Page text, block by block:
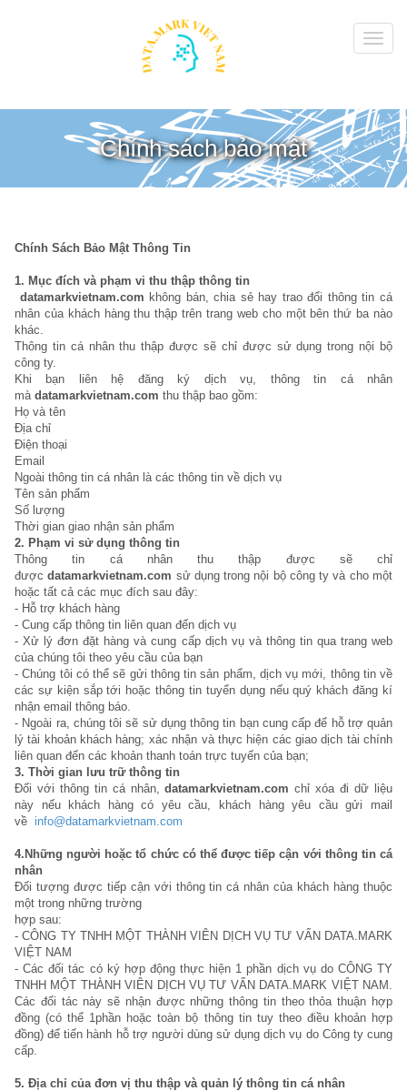
Chính sách bảo mật
Chính Sách Bảo Mật Thông Tin
1. Mục đích và phạm vi thu thập thông tin
datamarkvietnam.com không bán, chia sẻ hay trao đổi thông tin cá
nhân của khách hàng thu thập trên trang web cho một bên thứ ba nào
khác.
Thông tin cá nhân thu thập được sẽ chỉ được sử dụng trong nội bộ
công ty.
Khi bạn liên hệ đăng ký dịch vụ, thông tin cá nhân
mà datamarkvietnam.com thu thập bao gồm:
Họ và tên
Địa chỉ
Điện thoại
Email
Ngoài thông tin cá nhân là các thông tin về dịch vụ
Tên sản phẩm
Số lượng
Thời gian giao nhận sản phẩm
2. Phạm vi sử dụng thông tin
Thông tin cá nhân thu thập được sẽ chỉ
đượcdatamarkvietnam.com sử dụng trong nội bộ công ty và cho một
hoặc tất cả các mục đích sau đây:
- Hỗ trợ khách hàng
- Cung cấp thông tin liên quan đến dịch vụ
- Xử lý đơn đặt hàng và cung cấp dịch vụ và thông tin qua trang web
của chúng tôi theo yêu cầu của bạn
- Chúng tôi có thể sẽ gửi thông tin sản phẩm, dịch vụ mới, thông tin về
các sự kiện sắp tới hoặc thông tin tuyển dụng nếu quý khách đăng kí
nhận email thông báo.
- Ngoài ra, chúng tôi sẽ sử dụng thông tin bạn cung cấp để hỗ trợ quản
lý tài khoản khách hàng; xác nhận và thực hiện các giao dịch tài chính
liên quan đến các khoản thanh toán trực tuyến của bạn;
3. Thời gian lưu trữ thông tin
Đối với thông tin cá nhân,datamarkvietnam.comchỉ xóa đi dữ liệu
này nếu khách hàng có yêu cầu, khách hàng yêu cầu gửi mail
về info@datamarkvietnam.com
4.Những người hoặc tổ chức có thể được tiếp cận với thông tin cá
nhân
Đối tượng được tiếp cận với thông tin cá nhân của khách hàng thuộc
một trong những trường
hợp sau:
- CÔNG TY TNHH MỘT THÀNH VIÊN DỊCH VỤ TƯ VẤN DATA.MARK
VIỆT NAM
- Các đối tác có ký hợp động thực hiện 1 phần dịch vụ do CÔNG TY
TNHH MỘT THÀNH VIÊN DỊCH VỤ TƯ VẤN DATA.MARK VIỆT NAM.
Các đối tác này sẽ nhận được những thông tin theo thỏa thuận hợp
đồng (có thể 1phần hoặc toàn bộ thông tin tuy theo điều khoản hợp
đồng) để tiến hành hỗ trợ người dùng sử dụng dịch vụ do Công ty cung
cấp.
5. Địa chỉ của đơn vị thu thập và quản lý thông tin cá nhân